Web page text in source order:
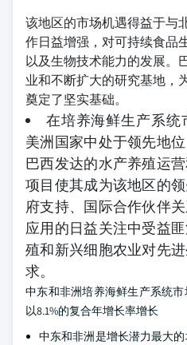
该地区的市场机遇得益于与
作日益增强，对可持续食品
以及生物技术能力的发展。
业和不断扩大的研究基地，
奠定了坚实基础。
在培养海鲜生产系统
美洲国家中处于领先地
巴西发达的水产养殖运
项目使其成为该地区的
府支持、国际合作伙伴
应用的日益关注中受益
殖和新兴细胞农业对先
求。
中东和非洲培养海鲜生产系统市
以8.1%的复合年增长率增长
中东和非洲是增长潜力最大